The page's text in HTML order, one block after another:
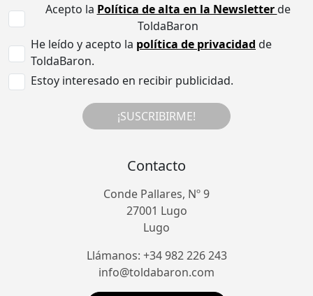
Acepto la Política de alta en la Newsletterde
ToldaBaron
He leído y acepto la política de privacidad de
ToldaBaron.
Estoy interesado en recibir publicidad.
¡SUSCRIBIRME!
Contacto
Conde Pallares, Nº 9
27001 Lugo
Lugo
Llámanos: +34 982 226 243
info@toldabaron.com